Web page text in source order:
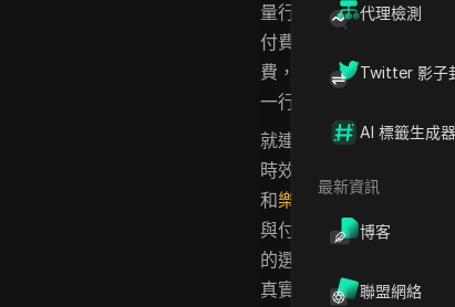
代理檢測
Twitter 影子
AI 標籤生成器
最新資訊
博客
聯盟網絡
量行為的契合度。大多
付費CPA、潛在客戶開
費，或是得花數個月等
一行動報酬率低；有些
就連像
亞馬遜聯盟（
時效與分層給付機制，
和樂天廣告（Rakuten
與付款時程都不相同。
的選擇可能會悄悄侵蝕
真實運算邏輯，並列出